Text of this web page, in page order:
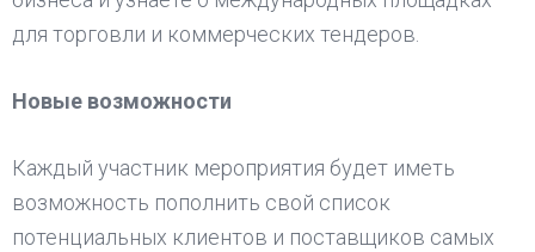
для торговли и коммерческих тендеров.
Новые возможности
Каждый участник мероприятия будет иметь
возможность пополнить свой список
потенциальных клиентов и поставщиков самых